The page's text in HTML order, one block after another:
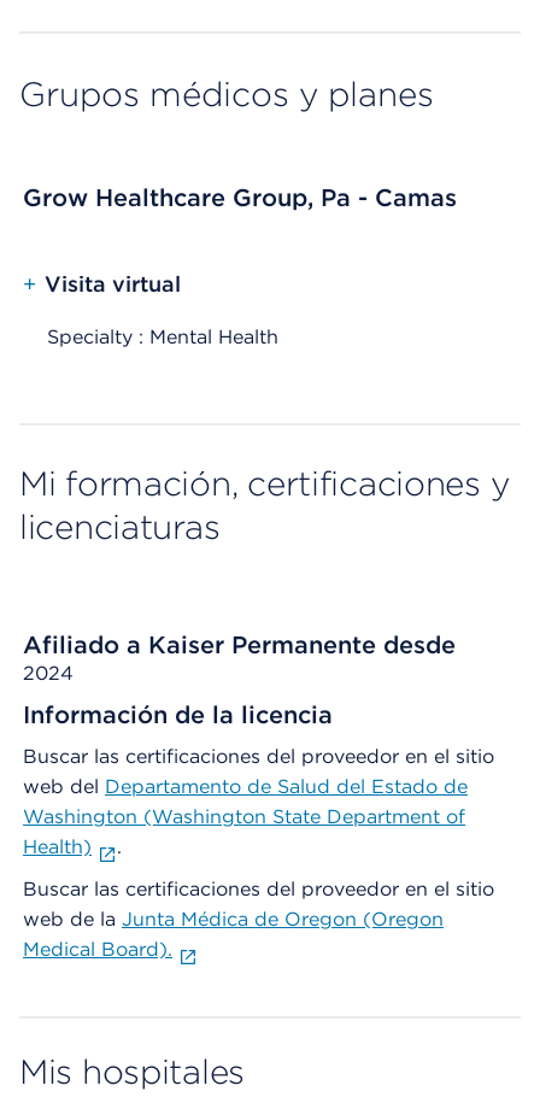
Grupos médicos y planes
Grow Healthcare Group, Pa - Camas
+ Visita virtual
Specialty : Mental Health
Mi formación, certificaciones y
licenciaturas
Afiliado a Kaiser Permanente desde
2024
Información de la licencia
Buscar las certificaciones del proveedor en el sitio
web del Departamento de Salud del Estado de
Washington (Washington State Department of
Health)
.
Buscar las certificaciones del proveedor en el sitio
web de la Junta Médica de Oregon (Oregon
Medical Board).
Mis hospitales